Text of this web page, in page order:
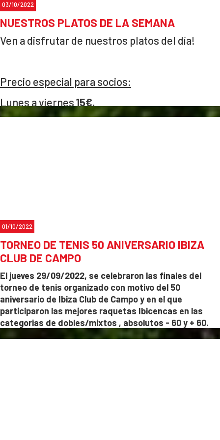
03/10/2022
NUESTROS PLATOS DE LA SEMANA
Ven a disfrutar de nuestros platos del día!
Precio especial para socios:
Lunes a viernes15€.
01/10/2022
TORNEO DE TENIS 50 ANIVERSARIO IBIZA
CLUB DE CAMPO
El jueves 29/09/2022, se celebraron las finales del
torneo de tenis organizado con motivo del 50
aniversario de Ibiza Club de Campo y en el que
participaron las mejores raquetas Ibicencas en las
categorias de dobles/mixtos , absolutos - 60 y + 60.